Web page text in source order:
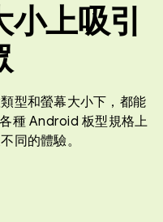
上吸引
型和螢幕大小下，都能
種 Android 板型規格上
同的體驗。